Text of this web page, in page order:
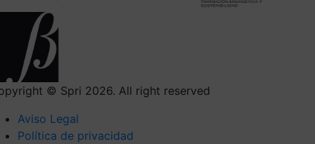
© Spri 2026. All right reserved
Aviso Legal
Política de privacidad